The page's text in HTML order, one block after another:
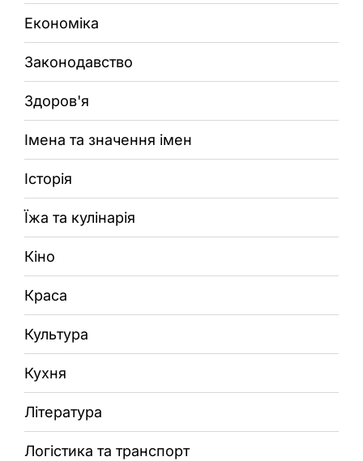
Економіка
Законодавство
Здоров'я
Імена та значення імен
Історія
Їжа та кулінарія
Кіно
Краса
Культура
Кухня
Література
Логістика та транспорт